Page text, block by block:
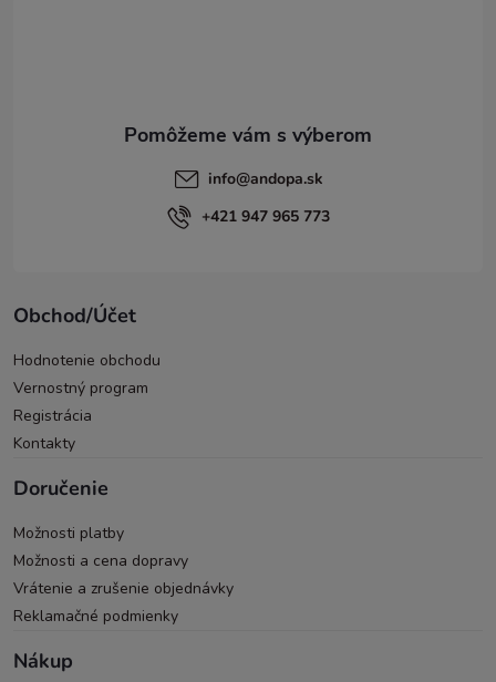
info@andopa.sk
+421 947 965 773
Obchod/Účet
Hodnotenie obchodu
Vernostný program
Registrácia
Kontakty
Doručenie
Možnosti platby
Možnosti a cena dopravy
Vrátenie a zrušenie objednávky
Reklamačné podmienky
Nákup